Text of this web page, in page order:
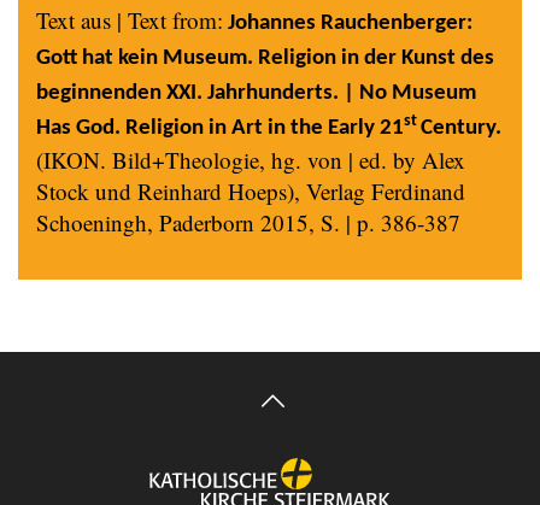
Text aus | Text from: Johannes Rauchenberger:
Gott hat kein Museum. Religion in der Kunst des
beginnenden XXI. Jahrhunderts. | No Museum
Has God. Religion in Art in the Early 21st Century.
(IKON. Bild+Theologie, hg. von | ed. by Alex
Stock und Reinhard Hoeps), Verlag Ferdinand
Schoeningh, Paderborn 2015, S. | p. 386-387